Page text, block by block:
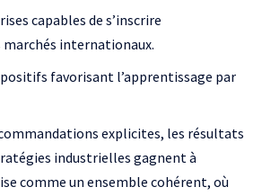
capables de s’inscrire
internationaux.
favorisant l’apprentissage par
explicites, les résultats
industrielles gagnent à
comme un ensemble cohérent, où